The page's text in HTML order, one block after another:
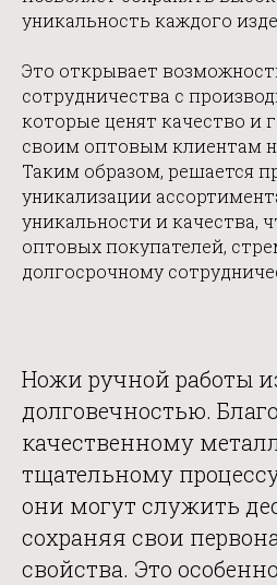
уникальность каждого
Это открывает
сотрудничества с
которые ценят качество и
своим оптовым клиентам
Таким образом, решается
уникализации
уникальности и качества,
оптовых покупателей,
долгосрочному
Ножи ручной работы
долговечностью.
качественному
тщательному
они могут служить
сохраняя свои
свойства. Это